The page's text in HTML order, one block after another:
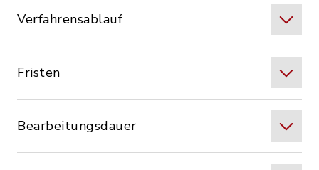
Verfahrensablauf
Fristen
Bearbeitungsdauer